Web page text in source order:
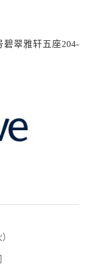
翠雅轩五座204-